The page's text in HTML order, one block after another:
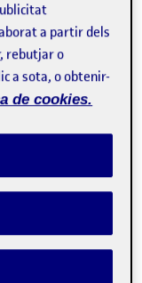
i tipografies
…
a partir dels
rebutjar o
a sota, o obtenir-
de cookies.